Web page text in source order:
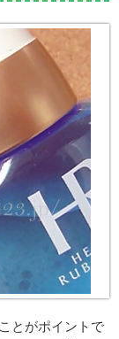
とがポイントで